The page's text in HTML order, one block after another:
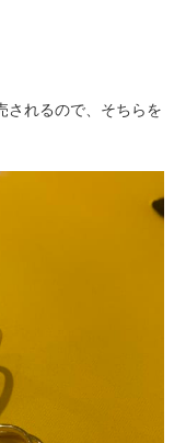
されるので、そちらを